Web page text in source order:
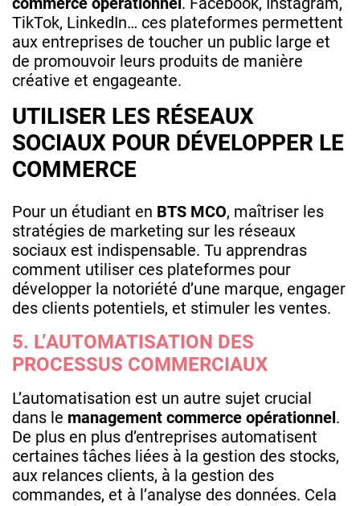
TikTok, LinkedIn… ces plateformes permettent
aux entreprises de toucher un public large et
de promouvoir leurs produits de manière
créative et engageante.
UTILISER LES RÉSEAUX
SOCIAUX POUR DÉVELOPPER LE
COMMERCE
Pour un étudiant en BTS MCO, maîtriser les
stratégies de marketing sur les réseaux
sociaux est indispensable. Tu apprendras
comment utiliser ces plateformes pour
développer la notoriété d’une marque, engager
des clients potentiels, et stimuler les ventes.
5. L’AUTOMATISATION DES
PROCESSUS COMMERCIAUX
L’automatisation est un autre sujet crucial
dans le management commerce opérationnel.
De plus en plus d’entreprises automatisent
certaines tâches liées à la gestion des stocks,
aux relances clients, à la gestion des
commandes, et à l’analyse des données. Cela